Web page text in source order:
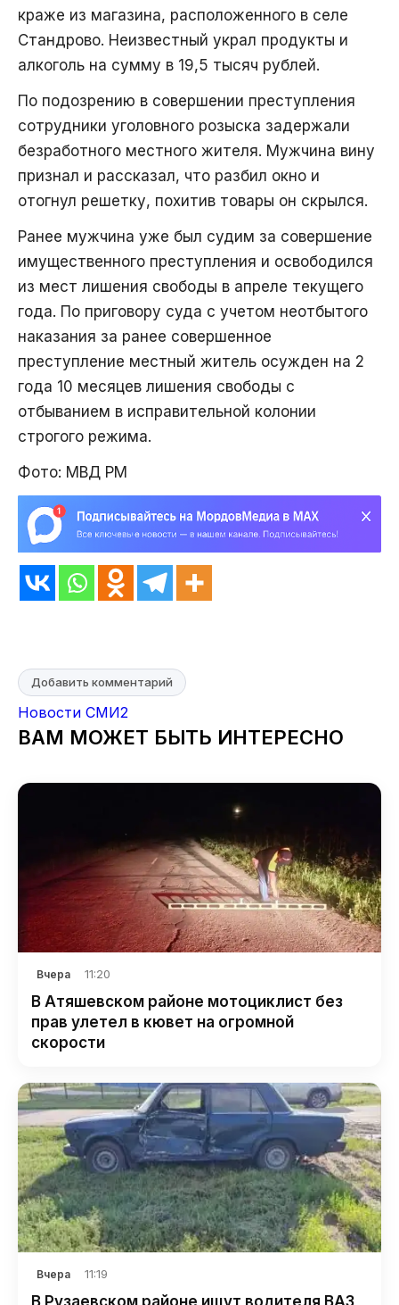
краже из магазина, расположенного в селе
Стандрово. Неизвестный украл продукты и
алкоголь на сумму в 19,5 тысяч рублей.
По подозрению в совершении преступления
сотрудники уголовного розыска задержали
безработного местного жителя. Мужчина вину
признал и рассказал, что разбил окно и
отогнул решетку, похитив товары он скрылся.
Ранее мужчина уже был судим за совершение
имущественного преступления и освободился
из мест лишения свободы в апреле текущего
года. По приговору суда с учетом неотбытого
наказания за ранее совершенное
преступление местный житель осужден на 2
года 10 месяцев лишения свободы с
отбыванием в исправительной колонии
строгого режима.
Фото: МВД РМ
Добавить комментарий
Новости СМИ2
ВАМ МОЖЕТ БЫТЬ ИНТЕРЕСНО
Вчера 11:20
В Атяшевском районе мотоциклист без
прав улетел в кювет на огромной
скорости
Вчера 11:19
В Рузаевском районе ищут водителя ВАЗ,